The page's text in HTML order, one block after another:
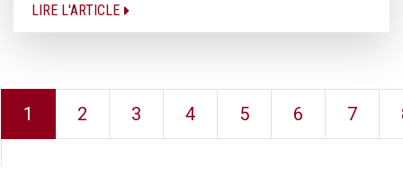
LIRE L'ARTICLE
1 2 3 4 5 6 7